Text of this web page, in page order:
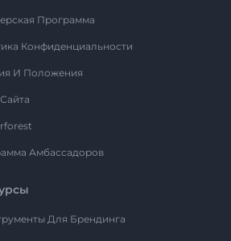
Программа
Конфиденциальности
И Положения
Амбассадоров
Для Брендинга